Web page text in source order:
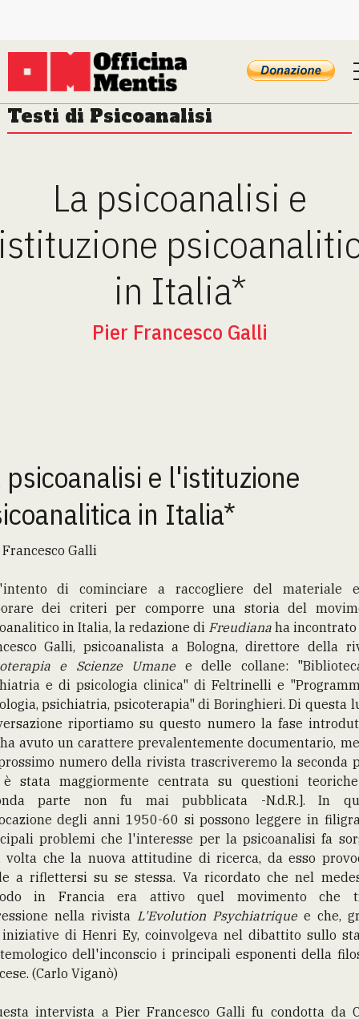
Testi di Psicoanalisi
La psicoanalisi e
in Italia*
Pier Francesco Galli
psicoanalisi e l'istituzione
in Italia*
Galli
di cominciare a raccogliere del materiale
dei criteri per comporre una storia del
in Italia, la redazione di Freudiana ha
Galli, psicoanalista a Bologna, direttore della
e Scienze Umanee delle collane:
e di psicologia clinica" di Feltrinelli e
psichiatria, psicoterapia" di Boringhieri. Di questa
riportiamo su questo numero la fase
avuto un carattere prevalentemente documentario,
numero della rivista trascriveremo la seconda
è stata maggiormente centrata su questioni
parte non fu mai pubblicata -N.d.R.]. In
degli anni 1950-60 si possono leggere in
problemi che l'interesse per la psicoanalisi fa
volta che la nuova attitudine di ricerca, da esso
a riflettersi su se stessa. Va ricordato che nel
in Francia era attivo quel movimento che
nella rivista L'Evolution Psychiatrique e che,
di Henri Ey, coinvolgeva nel dibattito sullo
dell'inconscio i principali esponenti della
(Carlo Viganò)
intervista a Pier Francesco Galli fu condotta da